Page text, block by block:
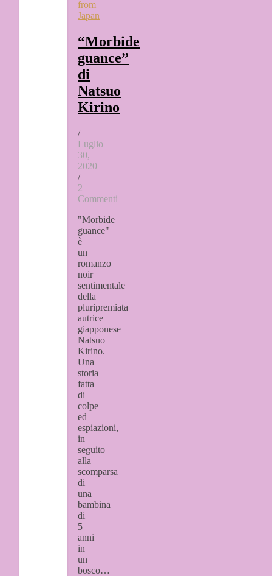
from
Japan
“Morbide
guance”
di
Natsuo
Kirino
/
Luglio
30,
2020
/
2
Commenti
"Morbide
guance"
è
un
romanzo
noir
sentimentale
della
pluripremiata
autrice
giapponese
Natsuo
Kirino.
Una
storia
fatta
di
colpe
ed
espiazioni,
in
seguito
alla
scomparsa
di
una
bambina
di
5
anni
in
un
bosco…